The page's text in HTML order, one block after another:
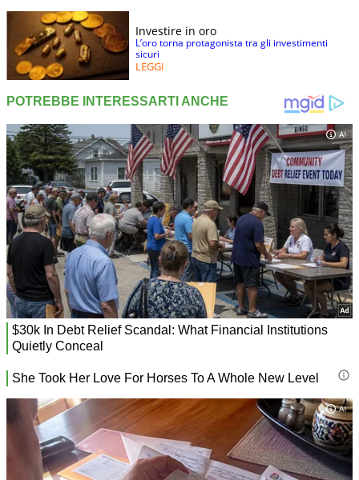
Investire in oro
L’oro torna protagonista tra gli investimenti
sicuri
LEGGI